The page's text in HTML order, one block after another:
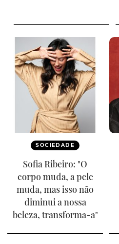
SOCIEDADE
Sofia Ribeiro: "O
corpo muda, a pele
muda, mas isso não
diminui a nossa
beleza, transforma-a"